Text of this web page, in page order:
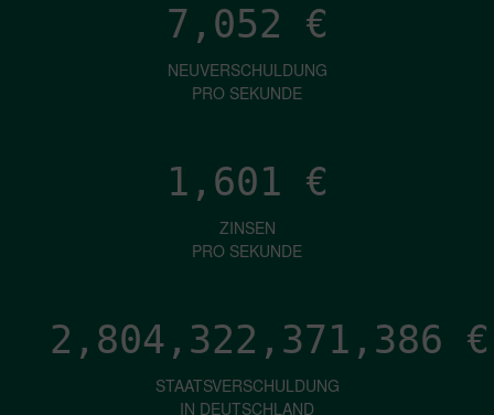
7,052 €
NEUVERSCHULDUNG
PRO SEKUNDE
1,601 €
ZINSEN
PRO SEKUNDE
2,804,322,374,347 €
STAATSVERSCHULDUNG
IN DEUTSCHLAND